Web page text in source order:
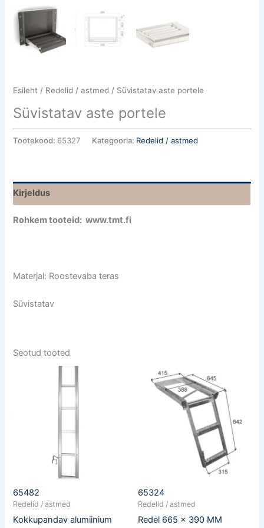
Esileht / Redelid / astmed / Süvistatav aste portele
Süvistatav aste portele
Tootekood: 65327 Kategooria: Redelid / astmed
Kirjeldus
Rohkem tooteid: www.tmt.fi
Materjal: Roostevaba teras
Süvistatav
Seotud tooted
65482
Redelid / astmed
Kokkupandav alumiinium
65324
Redelid / astmed
Redel 665 x 390 MM